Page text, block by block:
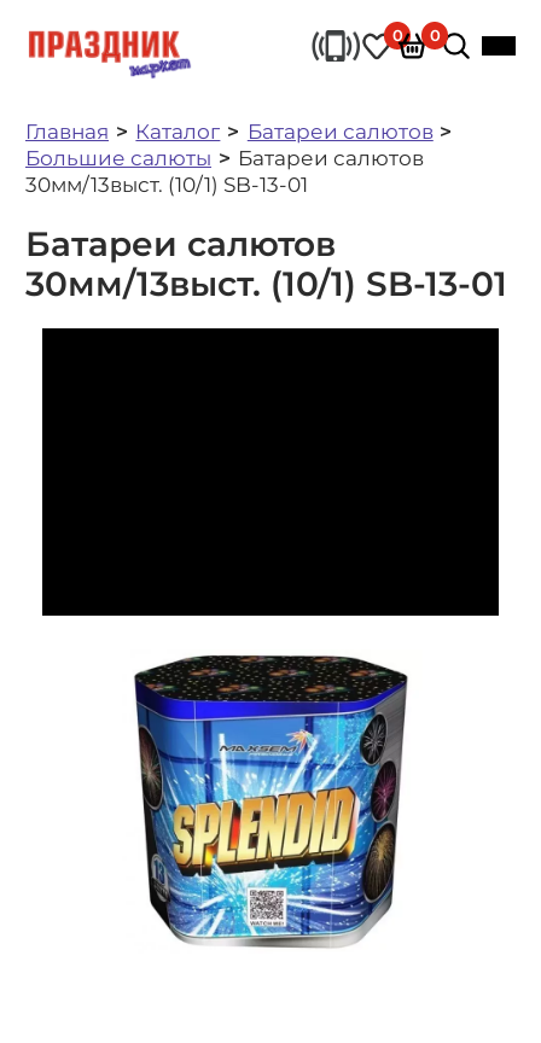
0 0
Главная Каталог
Батареи салютов
Большие салюты
Батареи салютов
30мм/13выст. (10/1) SB-13-01
Батареи салютов
30мм/13выст. (10/1) SB-13-01